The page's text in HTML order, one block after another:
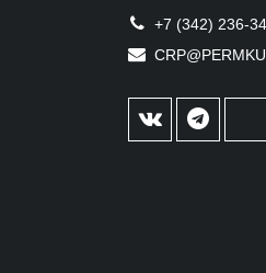
+7 (342) 236-